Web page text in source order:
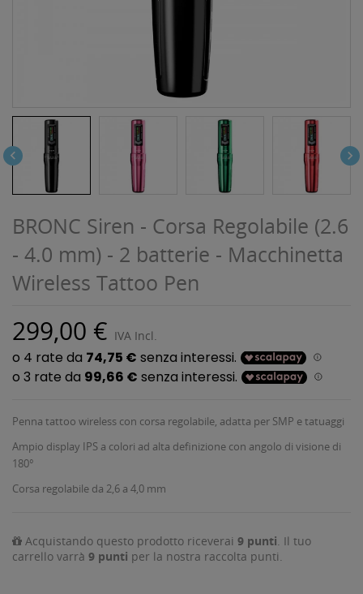
 
BRONC Siren - Corsa Regolabile (2.6
- 4.0 mm) - 2 batterie - Macchinetta
Wireless Tattoo Pen
299,00 € IVA Incl.
Penna tattoo wireless con corsa regolabile, adatta per SMP e tatuaggi
Ampio display IPS a colori ad alta definizione con angolo di visione di
180°
Corsa regolabile da 2,6 a 4,0 mm
Acquistando questo prodotto riceverai 9 punti . Il tuo
carrello varrà 9 punti per la nostra raccolta punti.